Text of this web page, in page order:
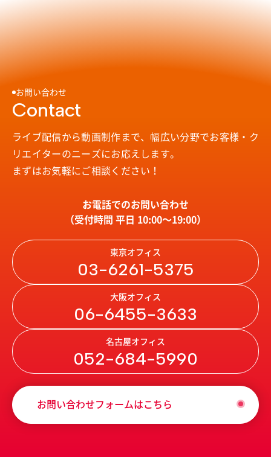
お問い合わせ
Contact
ライブ配信から動画制作まで、幅広い分野でお客様・ク
リエイターのニーズにお応えします。
まずはお気軽にご相談ください！
お電話でのお問い合わせ
（受付時間 平日 10:00〜19:00）
東京オフィス
03-6261-5375
大阪オフィス
06-6455-3633
名古屋オフィス
052-684-5990
お問い合わせフォームはこちら